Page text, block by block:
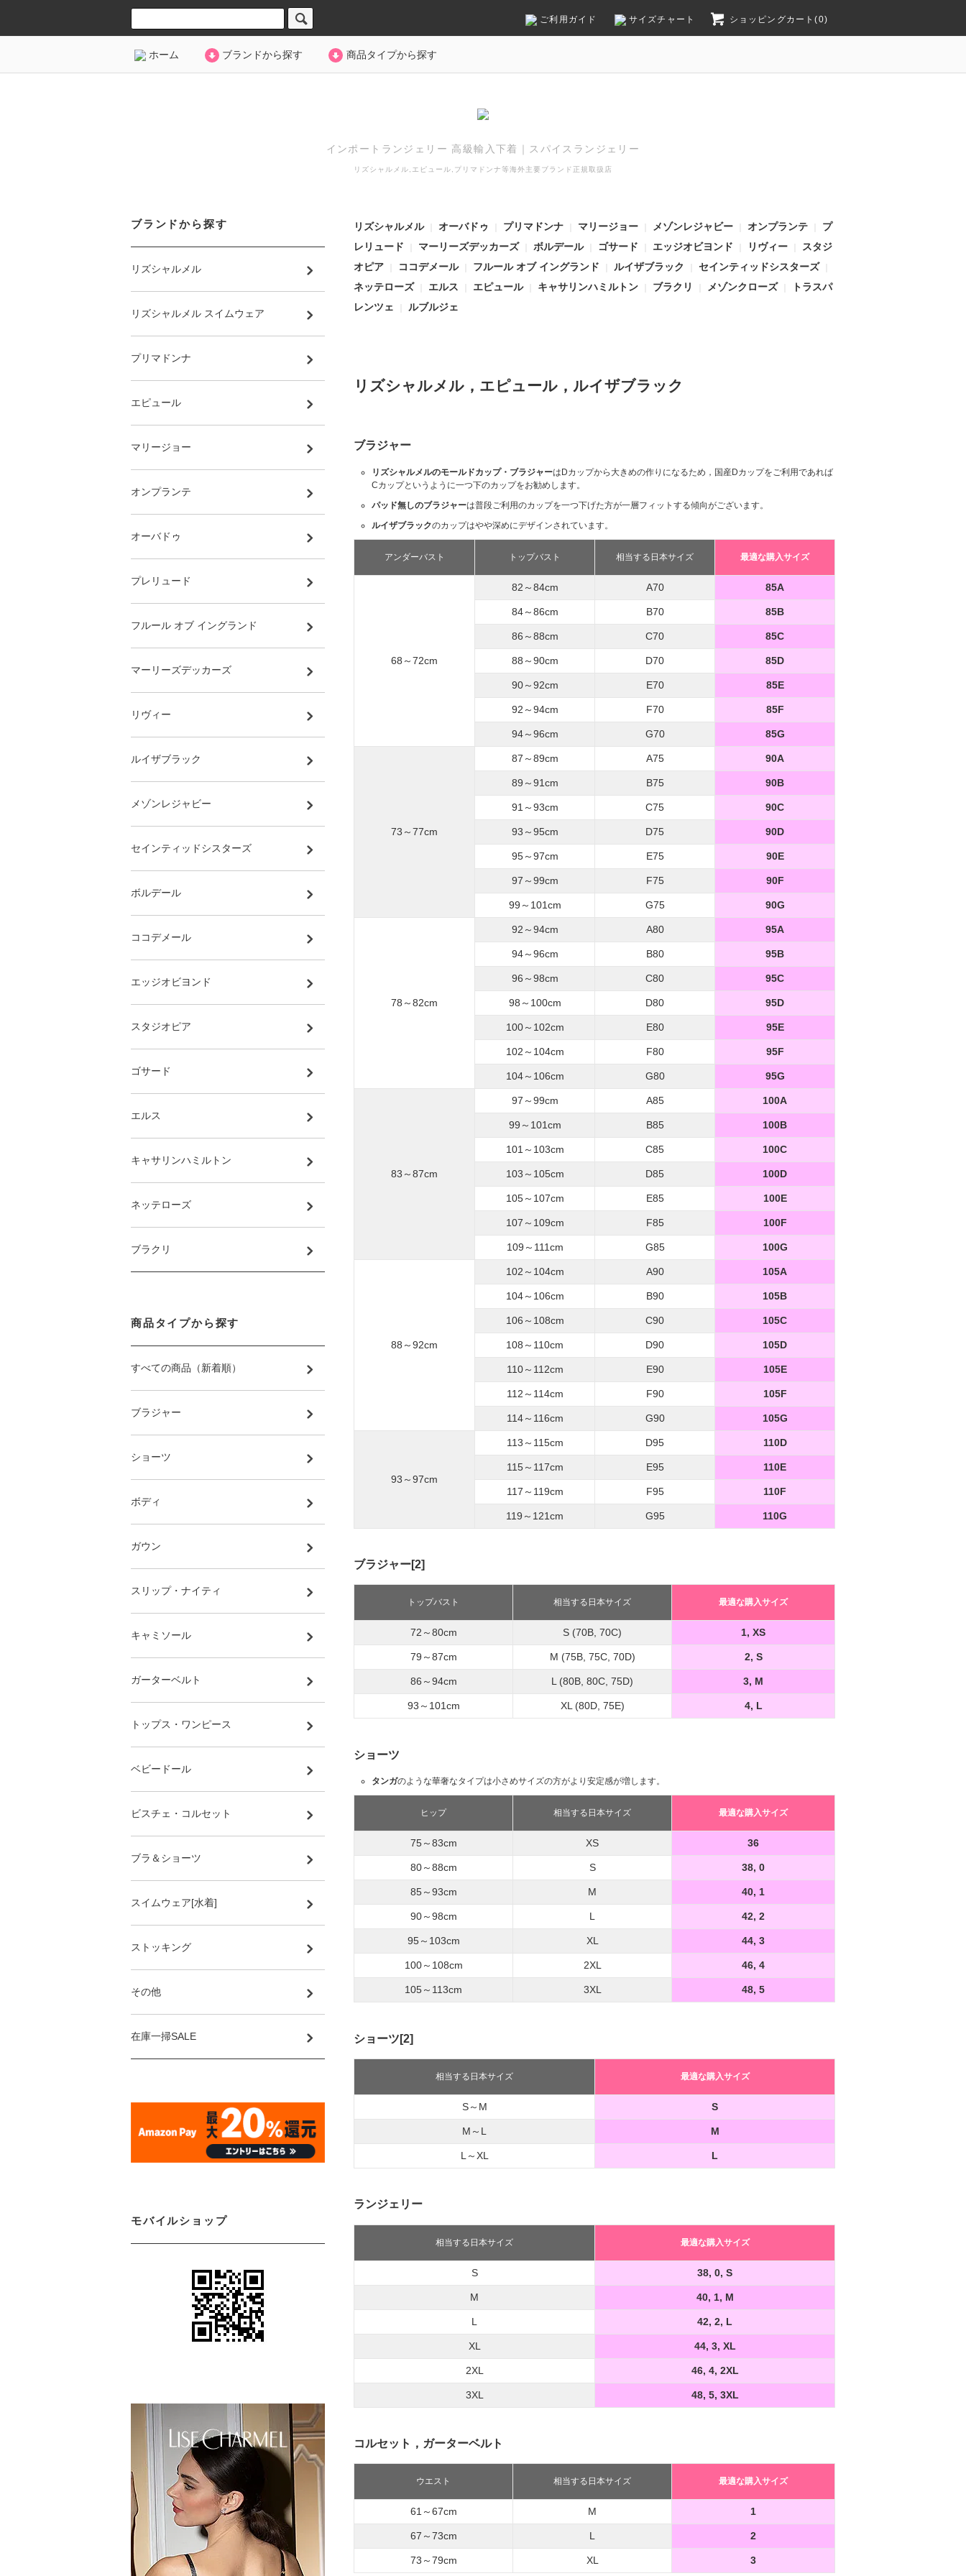
ご利用ガイド サイズチャート ショッピングカート(0)
ホーム ブランドから探す 商品タイプから探す
インポートランジェリー 高級輸入下着 スパイスランジェリー
リズシャルメル,エピュール,プリマドンナ等海外主要ブランド正規取扱店
リズシャルメル オーバドゥ プリマドンナ マリージョー メゾンレジャビー オンプランテ
プ
レリュード
マーリーズデッカーズ ボルデール ゴサード エッジオビヨンド リヴィー
スタジ
オピア
ココデメール フルール オブ イングランド ルイザブラック セインティッドシスターズ
ネッテローズ エルス エピュール キャサリンハミルトン ブラクリ メゾンクローズ
トラスパ
レンツェ
ルブルジェ
リズシャルメル，エピュール，ルイザブラック
ブラジャー
リズシャルメルのモールドカップ・ブラジャーはDカップから大きめの作りになるため，国産Dカップをご利用であれば
Cカップというように一つ下のカップをお勧めします。
パッド無しのブラジャーは普段ご利用のカップを一つ下げた方が一層フィットする傾向がございます。
ルイザブラックのカップはやや深めにデザインされています。
アンダーバスト トップバスト 相当する日本サイズ 最適な購入サイズ
68～72cm
82～84cm A70 85A
84～86cm B70 85B
86～88cm C70 85C
88～90cm D70 85D
90～92cm E70 85E
92～94cm F70 85F
94～96cm G70 85G
73～77cm
87～89cm A75 90A
89～91cm B75 90B
91～93cm C75 90C
93～95cm D75 90D
95～97cm E75 90E
97～99cm F75 90F
99～101cm G75 90G
78～82cm
92～94cm A80 95A
94～96cm B80 95B
96～98cm C80 95C
98～100cm D80 95D
100～102cm E80 95E
102～104cm F80 95F
104～106cm G80 95G
83～87cm
97～99cm A85 100A
99～101cm B85 100B
101～103cm C85 100C
103～105cm D85 100D
105～107cm E85 100E
107～109cm F85 100F
109～111cm G85 100G
88～92cm
102～104cm A90 105A
104～106cm B90 105B
106～108cm C90 105C
108～110cm D90 105D
110～112cm E90 105E
112～114cm F90 105F
114～116cm G90 105G
93～97cm
113～115cm D95 110D
115～117cm E95 110E
117～119cm F95 110F
119～121cm G95 110G
ブラジャー[2]
トップバスト 相当する日本サイズ 最適な購入サイズ
72～80cm S (70B, 70C) 1, XS
79～87cm M (75B, 75C, 70D) 2, S
86～94cm L (80B, 80C, 75D) 3, M
93～101cm XL (80D, 75E) 4, L
ショーツ
タンガのような華奢なタイプは小さめサイズの方がより安定感が増します。
ヒップ 相当する日本サイズ 最適な購入サイズ
75～83cm XS 36
80～88cm S 38, 0
85～93cm M 40, 1
90～98cm L 42, 2
95～103cm XL 44, 3
100～108cm 2XL 46, 4
105～113cm 3XL 48, 5
ショーツ[2]
相当する日本サイズ 最適な購入サイズ
S～M S
M～L M
L～XL L
ランジェリー
相当する日本サイズ 最適な購入サイズ
S 38, 0, S
M 40, 1, M
L 42, 2, L
XL 44, 3, XL
2XL 46, 4, 2XL
3XL 48, 5, 3XL
コルセット，ガーターベルト
ウエスト 相当する日本サイズ 最適な購入サイズ
61～67cm M 1
67～73cm L 2
73～79cm XL 3
ブランドから探す
リズシャルメル
リズシャルメル スイムウェア
プリマドンナ
エピュール
マリージョー
オンプランテ
オーバドゥ
プレリュード
フルール オブ イングランド
マーリーズデッカーズ
リヴィー
ルイザブラック
メゾンレジャビー
セインティッドシスターズ
ボルデール
ココデメール
エッジオビヨンド
スタジオピア
ゴサード
エルス
キャサリンハミルトン
ネッテローズ
ブラクリ
商品タイプから探す
すべての商品（新着順）
ブラジャー
ショーツ
ボディ
ガウン
スリップ・ナイティ
キャミソール
ガーターベルト
トップス・ワンピース
ベビードール
ビスチェ・コルセット
ブラ＆ショーツ
スイムウェア[水着]
ストッキング
その他
在庫一掃SALE
モバイルショップ